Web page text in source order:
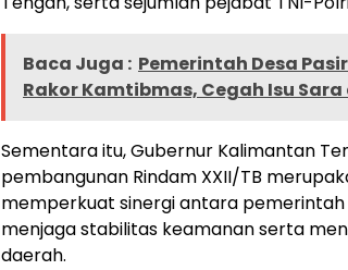
Baca Juga : Pemerintah Desa
Rakor Kamtibmas, Cegah Isu Sara
Sementara itu, Gubernur Kalimantan
pembangunan Rindam XXII/TB
memperkuat sinergi antara pemerintah
menjaga stabilitas keamanan serta
daerah.